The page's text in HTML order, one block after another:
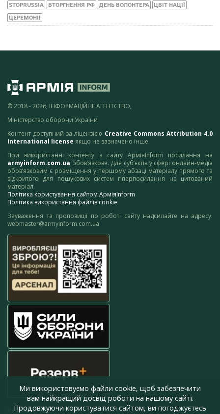
STOPRUSSIA ВТОРГНЕННЯ РФ ДЕНЬ ВОЛОНТЕРА ЦВІТ НАЦІЇ
ЦЕРЕМОНІЇ
© 2018 - 2026, ІНФОРМАЦІЙНЕ АГЕНТСТВО,
Міністерство оборони України
Контент доступний за ліцензією Creative Commons Attribution 4.0
International license якщо не зазначено інше.
При використанні контенту з сайту АрміяInform посилання на
armyinform.com.ua обов’язкове. Для суб’єктів у сфері онлайн-медіа
обов’язковим є розміщення у першому абзаці матеріалу прямого та
відкритого для пошукових систем гіперпосилання на цитований
матеріал.
Політика користування сайтом АрміяInform
Політика використання файлів cookie
Зауваження та пропозиції по роботі сайту надсилайте на адресу:
webmaster@armyinform.com.ua
press@armyinform.com.ua
Ми використовуємо файли cookie, щоб забезпечити
вам найкращий досвід роботи на нашому сайті.
Продовжуючи користуватися сайтом, ви погоджуєтесь